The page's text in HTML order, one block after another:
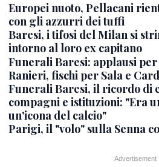
Europei nuoto, Pellacani
con gli azzurri dei tuffi
Baresi, i tifosi del Milan si
intorno al loro ex capitano
Funerali Baresi: applausi
Ranieri, fischi per Sala e
Funerali Baresi, il ricordo di
compagni e istituzioni: "Era
un'icona del calcio"
Parigi, il "volo" sulla Senna